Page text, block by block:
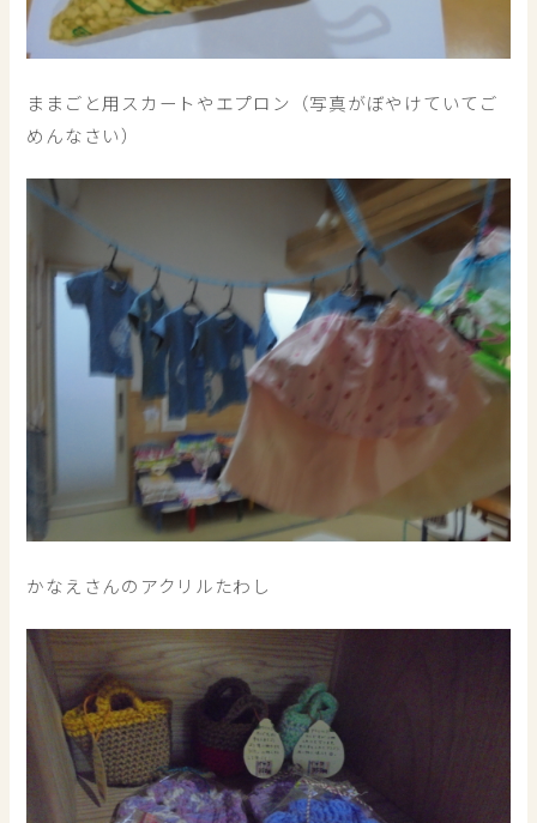
ままごと用スカートやエプロン（写真がぼやけていてご
めんなさい）
かなえさんのアクリルたわし